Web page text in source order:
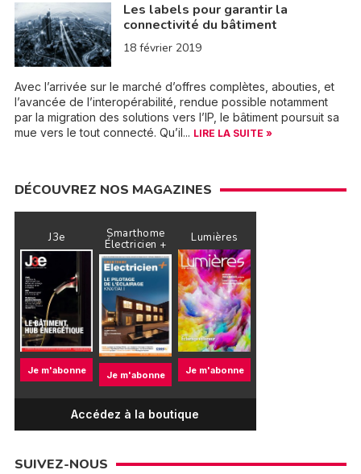
Les labels pour garantir la
connectivité du bâtiment
18 février 2019
Avec l’arrivée sur le marché d’offres complètes, abouties, et
l’avancée de l’interopérabilité, rendue possible notamment
par la migration des solutions vers l’IP, le bâtiment poursuit sa
mue vers le tout connecté. Qu’il... LIRE LA SUITE »
DÉCOUVREZ NOS MAGAZINES
J3e
Je m'abonne
Smarthome
Électricien +
Je m'abonne
Lumières
Je m'abonne
Accédez à la boutique
SUIVEZ-NOUS